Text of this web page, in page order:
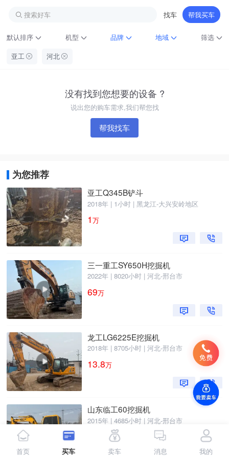
搜索好车 找车 帮我买车
默认排序 机型 品牌 地域
筛选
亚工
河北
没有找到您想要的设备 ?
说出您的购车需求,我们帮您找
帮我找车
为您推荐
亚工Q345B铲斗
2018年 | 1小时 | 黑龙江-大兴安岭地区
1万
三一重工SY650H挖掘机
2022年 | 8020小时 | 河北-邢台市
69万
龙工LG6225E挖掘机
2018年 | 8705小时 | 河北-邢台市
13.8万
山东临工60挖掘机
2015年 | 4685小时 | 河北-邢台市
首页
买车 卖车 消息 我的